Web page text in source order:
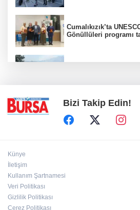
Cumalıkızık’ta
Gönüllüleri programı
Bizi Takip Edin!
Künye
İletişim
Kullanım Şartnamesi
Veri Politikası
Gizlilik Politikası
Çerez Politikası